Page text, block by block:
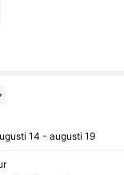
14 - augusti 19